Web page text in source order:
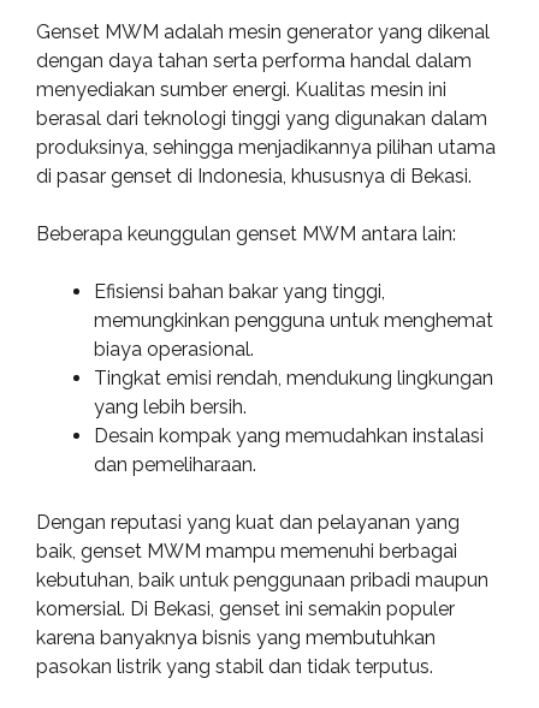
Genset MWM adalah mesin generator yang dikenal
dengan daya tahan serta performa handal dalam
menyediakan sumber energi. Kualitas mesin ini
berasal dari teknologi tinggi yang digunakan dalam
produksinya, sehingga menjadikannya pilihan utama
di pasar genset di Indonesia, khususnya di Bekasi.
Beberapa keunggulan genset MWM antara lain:
Efisiensi bahan bakar yang tinggi,
memungkinkan pengguna untuk menghemat
biaya operasional.
Tingkat emisi rendah, mendukung lingkungan
yang lebih bersih.
Desain kompak yang memudahkan instalasi
dan pemeliharaan.
Dengan reputasi yang kuat dan pelayanan yang
baik, genset MWM mampu memenuhi berbagai
kebutuhan, baik untuk penggunaan pribadi maupun
komersial. Di Bekasi, genset ini semakin populer
karena banyaknya bisnis yang membutuhkan
pasokan listrik yang stabil dan tidak terputus.